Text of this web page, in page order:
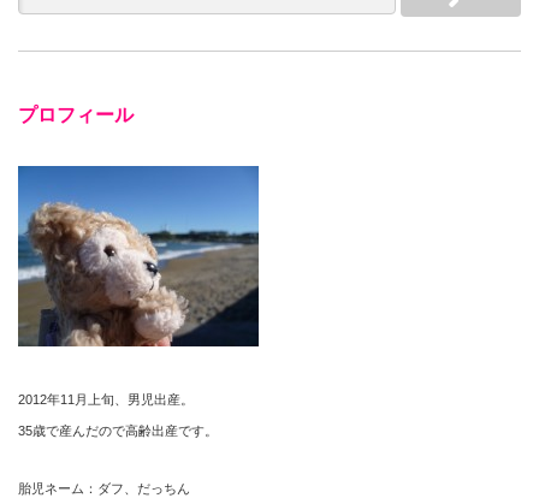
プロフィール
2012年11月上旬、男児出産。
35歳で産んだので高齢出産です。
胎児ネーム：ダフ、だっちん